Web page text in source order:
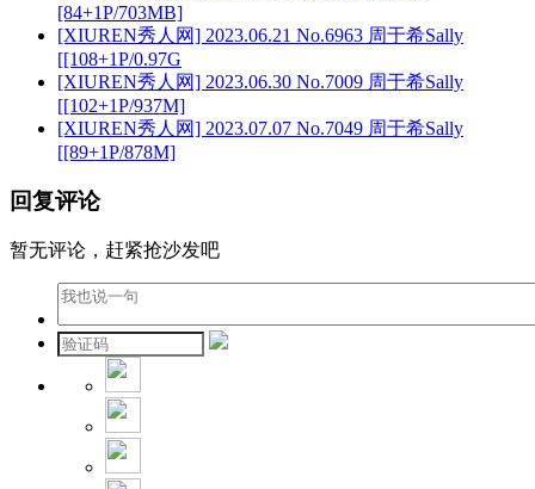
[84+1P/703MB]
[XIUREN秀人网] 2023.06.21 No.6963 周于希Sally
[[108+1P/0.97G
[XIUREN秀人网] 2023.06.30 No.7009 周于希Sally
[[102+1P/937M]
[XIUREN秀人网] 2023.07.07 No.7049 周于希Sally
[[89+1P/878M]
回复评论
暂无评论，赶紧抢沙发吧